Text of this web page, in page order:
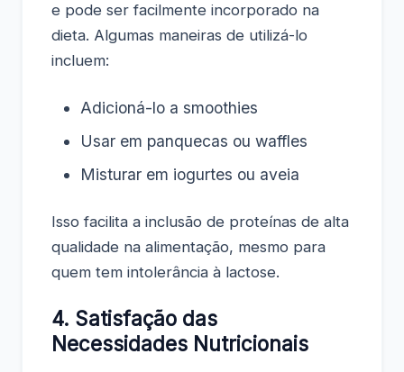
e pode ser facilmente incorporado na
dieta. Algumas maneiras de utilizá-lo
incluem:
Adicioná-lo a smoothies
Usar em panquecas ou waffles
Misturar em iogurtes ou aveia
Isso facilita a inclusão de proteínas de alta
qualidade na alimentação, mesmo para
quem tem intolerância à lactose.
4. Satisfação das
Necessidades Nutricionais